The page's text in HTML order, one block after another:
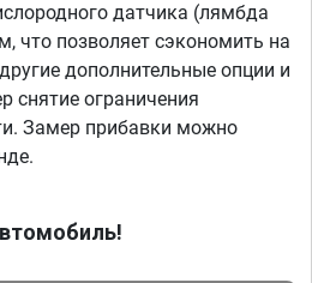
датчика (лямбда
что позволяет сэкономить на
дополнительные опции и
снятие ограничения
Замер прибавки можно